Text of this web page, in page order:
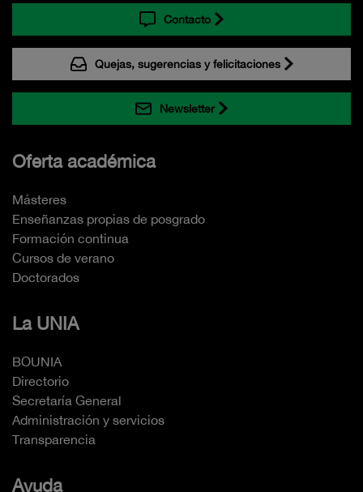
Contacto
Quejas, sugerencias y felicitaciones
Newsletter
Oferta académica
Másteres
Enseñanzas propias de posgrado
Formación continua
Cursos de verano
Doctorados
La UNIA
BOUNIA
Directorio
Secretaría General
Administración y servicios
Transparencia
Ayuda